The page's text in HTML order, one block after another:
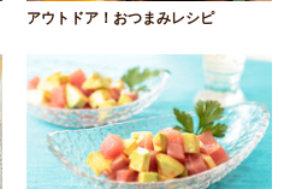
アウトドア！おつまみレシピ